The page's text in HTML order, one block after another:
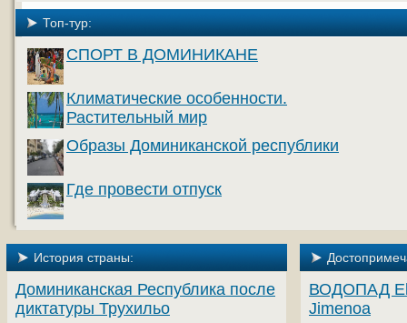
Топ-тур:
СПОРТ В ДОМИНИКАНЕ
Климатические особенности.
Растительный мир
Образы Доминиканской республики
Где провести отпуск
История страны:
Доминиканская Республика после
диктатуры Трухильо
ВОДОПАД El
Jimenoa